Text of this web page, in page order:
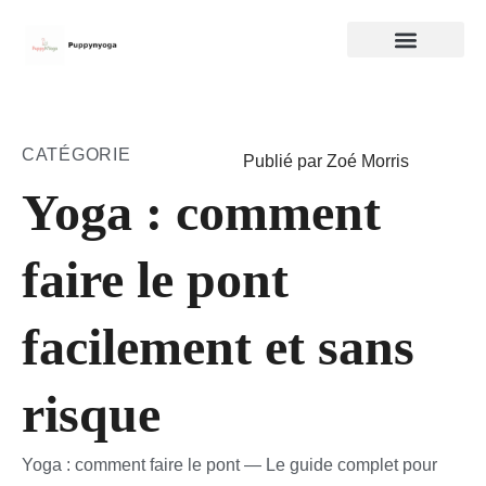
CATÉGORIE Publié par Zoé Morris
Yoga : comment
faire le pont
facilement et sans
risque
Yoga : comment faire le pont — Le guide complet pour